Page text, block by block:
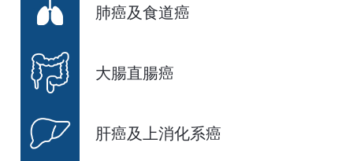
肺癌及食道癌
大腸直腸癌
肝癌及上消化系癌